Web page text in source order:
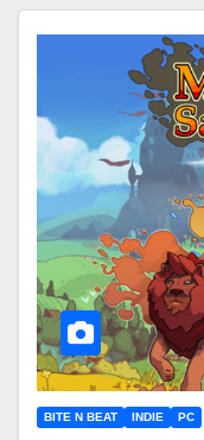
BITE N BEAT INDIE PC